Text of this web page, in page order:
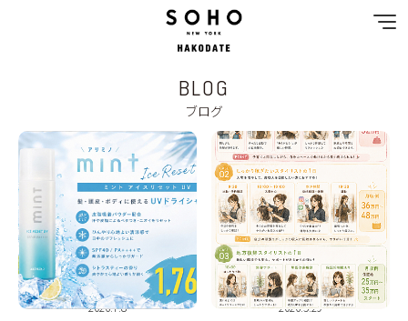
SPECIAL MENU
MENU
SHOP & STAFF
COUPON
BLOG
ブログ
2026.7.8
2026.5.29